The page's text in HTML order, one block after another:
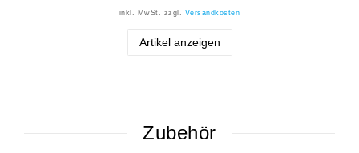
inkl. MwSt. zzgl. Versandkosten
Artikel anzeigen
Zubehör